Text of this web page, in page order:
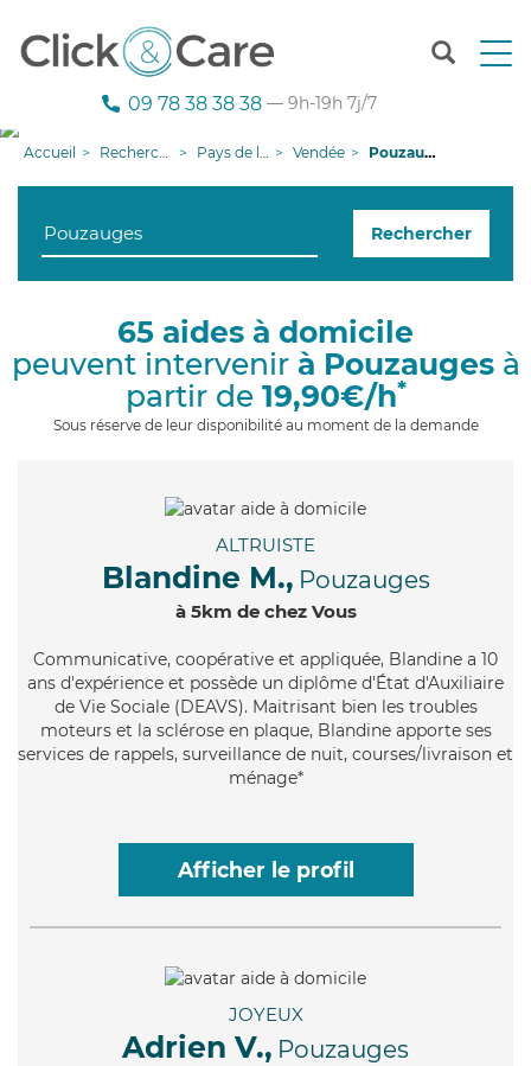
T
n
g
09 78 38 38 38 — 9h-19h 7j/7
Accueil Recherche aide à domicile Pays de la Loire Vendée Pouzauges
Rechercher
65 aides à domicile
peuvent intervenir à Pouzaugesà
partir de 19,90€/h*
Sous réserve de leur disponibilité au moment de la demande
ALTRUISTE
Blandine M., Pouzauges
à 5km de chez Vous
Communicative, coopérative et appliquée, Blandine a 10
ans d'expérience et possède un diplôme d'État d'Auxiliaire
de Vie Sociale (DEAVS). Maitrisant bien les troubles
moteurs et la sclérose en plaque, Blandine apporte ses
services de rappels, surveillance de nuit, courses/livraison et
ménage*
Afficher le profil
JOYEUX
Adrien V., Pouzauges